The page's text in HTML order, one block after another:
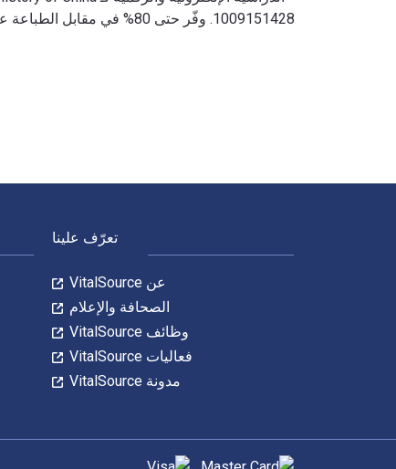
تعرّف علينا
عن VitalSource
الصحافة والإعلام
وظائف VitalSource
فعاليات VitalSource
مدونة VitalSource
طرق الدفع المدعومة